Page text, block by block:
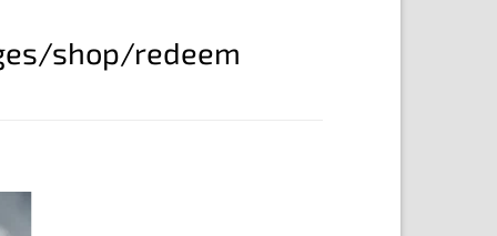
shop/redeem